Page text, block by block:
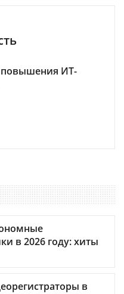
повышения ИТ-
в 2026 году: хиты
в